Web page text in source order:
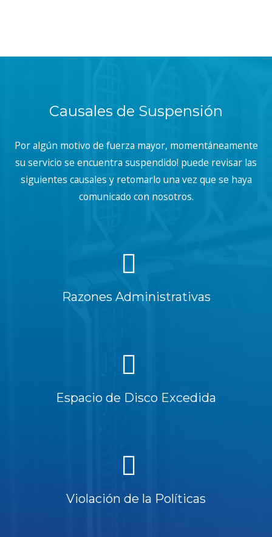
Causales de Suspensión
Por algún motivo de fuerza mayor, momentáneamente
su servicio se encuentra suspendido! puede revisar las
siguientes causales y retomarlo una vez que se haya
comunicado con nosotros.
Razones Administrativas
Espacio de Disco Excedida
Violación de la Políticas